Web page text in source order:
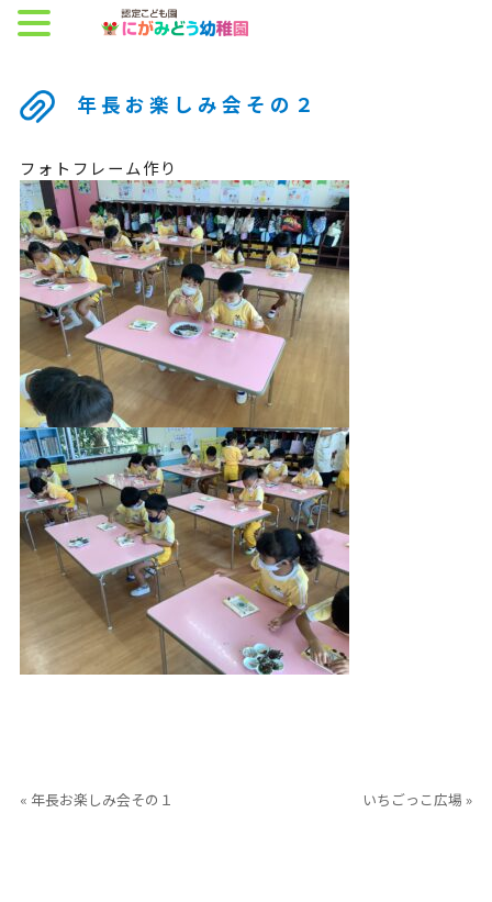
年長お楽しみ会その２
フォトフレーム作り
« 年長お楽しみ会その１ いちごっこ広場 »